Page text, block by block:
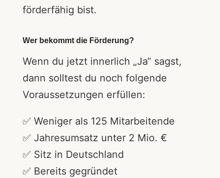
förderfähig bist.
Wer bekommt die Förderung?
Wenn du jetzt innerlich „Ja“ sagst,
dann solltest du noch folgende
Voraussetzungen erfüllen:
✅ Weniger als 125 Mitarbeitende
✅ Jahresumsatz unter 2 Mio. €
✅ Sitz in Deutschland
✅ Bereits gegründet